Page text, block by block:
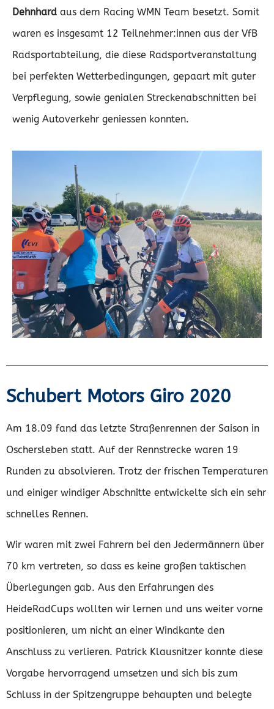
Dehnhard aus dem Racing WMN Team besetzt. Somit
waren es insgesamt 12 Teilnehmer:innen aus der VfB
Radsportabteilung, die diese Radsportveranstaltung
bei perfekten Wetterbedingungen, gepaart mit guter
Verpflegung, sowie genialen Streckenabschnitten bei
wenig Autoverkehr geniessen konnten.
Schubert Motors Giro 2020
Am 18.09 fand das letzte Straßenrennen der Saison in
Oschersleben statt. Auf der Rennstrecke waren 19
Runden zu absolvieren. Trotz der frischen Temperaturen
und einiger windiger Abschnitte entwickelte sich ein sehr
schnelles Rennen.
Wir waren mit zwei Fahrern bei den Jedermännern über
70 km vertreten, so dass es keine großen taktischen
Überlegungen gab. Aus den Erfahrungen des
HeideRadCups wollten wir lernen und uns weiter vorne
positionieren, um nicht an einer Windkante den
Anschluss zu verlieren. Patrick Klausnitzer konnte diese
Vorgabe hervorragend umsetzen und sich bis zum
Schluss in der Spitzengruppe behaupten und belegte